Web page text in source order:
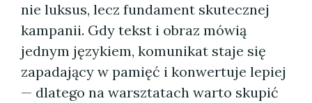
nie luksus, lecz fundament skutecznej
kampanii. Gdy tekst i obraz mówią
jednym językiem, komunikat staje się
zapadający w pamięć i konwertuje lepiej
— dlatego na warsztatach warto skupić